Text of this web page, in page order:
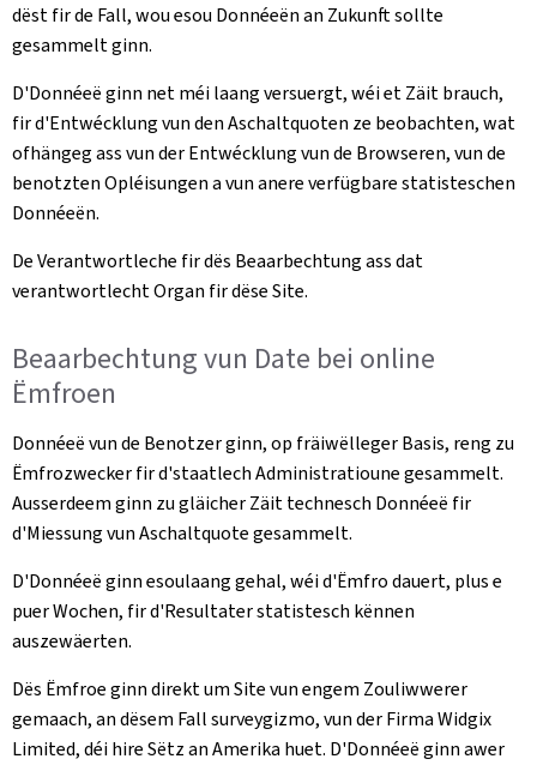
dëst fir de Fall, wou esou Donnéeën an Zukunft sollte
gesammelt ginn.
D'Donnéeë ginn net méi laang versuergt, wéi et Zäit brauch,
fir d'Entwécklung vun den Aschaltquoten ze beobachten, wat
ofhängeg ass vun der Entwécklung vun de Browseren, vun de
benotzten Opléisungen a vun anere verfügbare statisteschen
Donnéeën.
De Verantwortleche fir dës Beaarbechtung ass dat
verantwortlecht Organ fir dëse Site.
Beaarbechtung vun Date bei online
Ëmfroen
Donnéeë vun de Benotzer ginn, op fräiwëlleger Basis, reng zu
Ëmfrozwecker fir d'staatlech Administratioune gesammelt.
Ausserdeem ginn zu gläicher Zäit technesch Donnéeë fir
d'Miessung vun Aschaltquote gesammelt.
D'Donnéeë ginn esoulaang gehal, wéi d'Ëmfro dauert, plus e
puer Wochen, fir d'Resultater statistesch kënnen
auszewäerten.
Dës Ëmfroe ginn direkt um Site vun engem Zouliwwerer
gemaach, an dësem Fall surveygizmo, vun der Firma Widgix
Limited, déi hire Sëtz an Amerika huet. D'Donnéeë ginn awer